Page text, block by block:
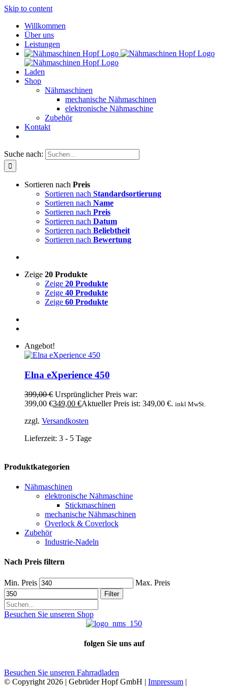
Skip to content
Willkommen
Über uns
Leistungen
Laden
Shop
Nähmaschinen
mechanische Nähmaschinen
elektronische Nähmaschine
Zubehör
Kontakt
Suche nach:
Sortieren nach Preis
Sortieren nach Standardsortierung
Sortieren nach Name
Sortieren nach Preis
Sortieren nach Datum
Sortieren nach Beliebtheit
Sortieren nach Bewertung
Zeige 20 Produkte
Zeige 20 Produkte
Zeige 40 Produkte
Zeige 60 Produkte
Angebot!
Elna eXperience 450
399,00€ Ursprünglicher Preis war:
399,00 €349,00 €Aktueller Preis ist: 349,00 €. inkl MwSt.
zzgl. Versandkosten
Lieferzeit: 3 - 5 Tage
Produktkategorien
Nähmaschinen
elektronische Nähmaschine
Stickmaschinen
mechanische Nähmaschinen
Overlock & Coverlock
Zubehör
Industrie-Nadeln
Nach Preis filtern
Min. Preis Max. Preis
Filter
Besuchen Sie unseren Shop
folgen Sie uns auf
Besuchen Sie unseren Fahrradladen
© Copyright 2026 | Gebrüder Hopf GmbH | Impressum |